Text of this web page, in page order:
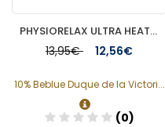
PHYSIORELAX ULTRA HEAT MASAJE DEPORTIVO 75 ML
13,95€ 12,56€
10% Beblue Duque de la Victori...
(0)